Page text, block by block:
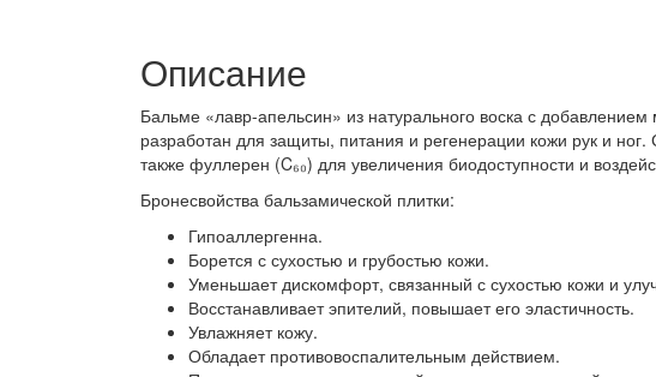
Описание
Бальме «лавр-апельсин» из натурального воска с
разработан для защиты, питания и регенерации кожи рук и
также фуллерен (C₆₀) для увеличения биодоступности и
Бронесвойства бальзамической плитки:
Гипоаллергенна.
Борется с сухостью и грубостью кожи.
Уменьшает дискомфорт, связанный с сухостью кожи и
Восстанавливает эпителий, повышает его эластичность.
Увлажняет кожу.
Обладает противовоспалительным действием.